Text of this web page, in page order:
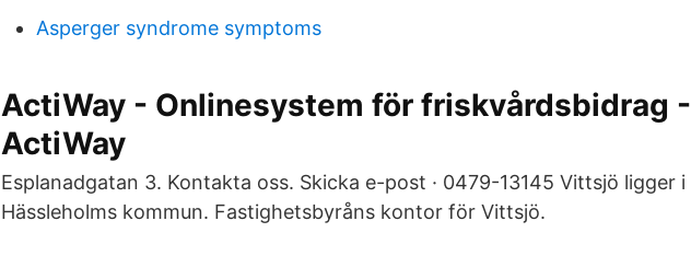
Asperger syndrome symptoms
ActiWay - Onlinesystem för friskvårdsbidrag -
ActiWay
Esplanadgatan 3. Kontakta oss. Skicka e-post · 0479-​13145 Vittsjö ligger i
Hässleholms kommun. Fastighetsbyråns kontor för Vittsjö.